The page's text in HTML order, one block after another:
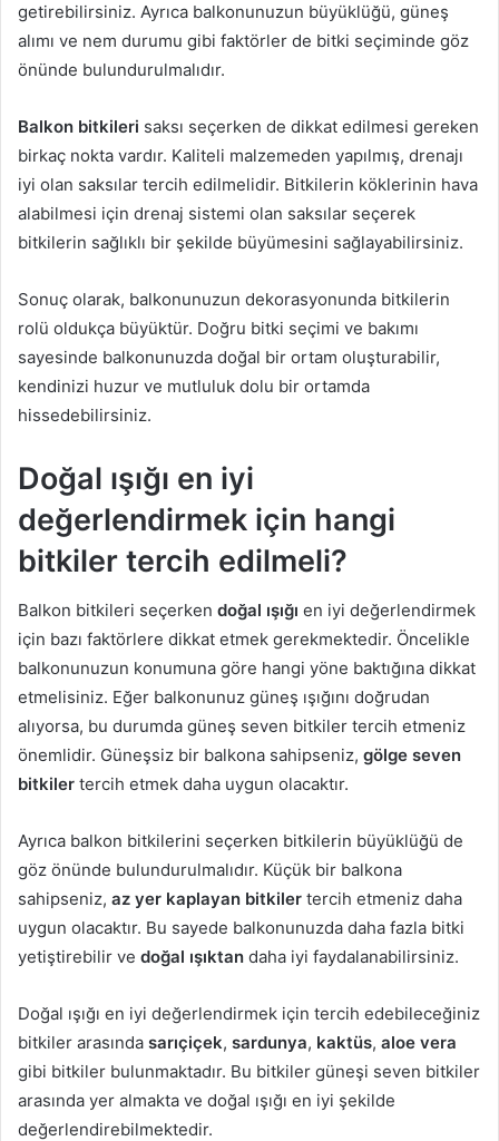
getirebilirsiniz. Ayrıca balkonunuzun büyüklüğü, güneş
alımı ve nem durumu gibi faktörler de bitki seçiminde göz
önünde bulundurulmalıdır.
Balkon bitkileri saksı seçerken de dikkat edilmesi gereken
birkaç nokta vardır. Kaliteli malzemeden yapılmış, drenajı
iyi olan saksılar tercih edilmelidir. Bitkilerin köklerinin hava
alabilmesi için drenaj sistemi olan saksılar seçerek
bitkilerin sağlıklı bir şekilde büyümesini sağlayabilirsiniz.
Sonuç olarak, balkonunuzun dekorasyonunda bitkilerin
rolü oldukça büyüktür. Doğru bitki seçimi ve bakımı
sayesinde balkonunuzda doğal bir ortam oluşturabilir,
kendinizi huzur ve mutluluk dolu bir ortamda
hissedebilirsiniz.
Doğal ışığı en iyi
değerlendirmek için hangi
bitkiler tercih edilmeli?
Balkon bitkileri seçerken doğal ışığı en iyi değerlendirmek
için bazı faktörlere dikkat etmek gerekmektedir. Öncelikle
balkonunuzun konumuna göre hangi yöne baktığına dikkat
etmelisiniz. Eğer balkonunuz güneş ışığını doğrudan
alıyorsa, bu durumda güneş seven bitkiler tercih etmeniz
önemlidir. Güneşsiz bir balkona sahipseniz, gölge seven
bitkiler tercih etmek daha uygun olacaktır.
Ayrıca balkon bitkilerini seçerken bitkilerin büyüklüğü de
göz önünde bulundurulmalıdır. Küçük bir balkona
sahipseniz, az yer kaplayan bitkiler tercih etmeniz daha
uygun olacaktır. Bu sayede balkonunuzda daha fazla bitki
yetiştirebilir ve doğal ışıktan daha iyi faydalanabilirsiniz.
Doğal ışığı en iyi değerlendirmek için tercih edebileceğiniz
bitkiler arasında sarıçiçek, sardunya, kaktüs, aloe vera
gibi bitkiler bulunmaktadır. Bu bitkiler güneşi seven bitkiler
arasında yer almakta ve doğal ışığı en iyi şekilde
değerlendirebilmektedir.